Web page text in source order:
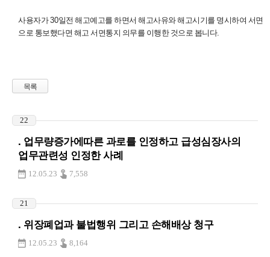
사용자가30일전 해고예고를 하면서 해고사유와 해고시기를 명시하여 서면
으로 통보했다면 해고 서면통지 의무를 이행한 것으로 봅니다.
목록
22
. 업무량증가에따른 과로를 인정하고 급성심장사의
업무관련성 인정한 사례
12.05.23 7,558
21
. 위장폐업과 불법행위 그리고 손해배상 청구
12.05.23 8,164